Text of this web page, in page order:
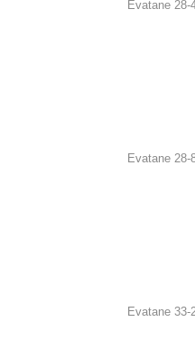
Evatane 28-
Evatane 28-
Evatane 33-